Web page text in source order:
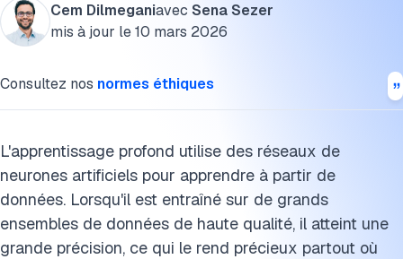
Contactez-nous
Cem Dilmeganiavec Sena Sezer
mis à jour le10 mars 2026
Consultez nos normes éthiques
L'apprentissage profond utilise des réseaux de
neurones artificiels pour apprendre à partir de
données. Lorsqu'il est entraîné sur de grands
ensembles de données de haute qualité, il atteint une
grande précision, ce qui le rend précieux partout où
Citer cette recherche